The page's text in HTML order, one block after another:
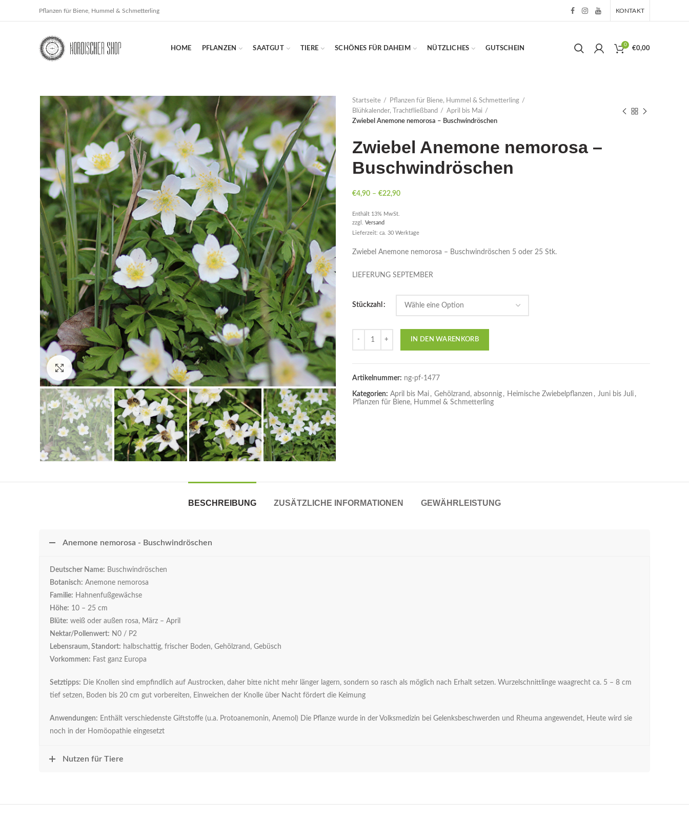
Pflanzen für Biene, Hummel & Schmetterling KONTAKT
HOME PFLANZEN SAATGUT TIERE SCHÖNES FÜR DAHEIM NÜTZLICHES GUTSCHEIN
0
€0,00
Click to enlarge
Startseite
Pflanzen für Biene, Hummel & Schmetterling
Blühkalender, Trachtfließband
April bis Mai
Zwiebel Anemone nemorosa – Buschwindröschen
Zwiebel Anemone nemorosa –
Buschwindröschen
€4,90 – €22,90
Enthält 13% MwSt.
zzgl. Versand
Lieferzeit: ca. 30 Werktage
Zwiebel Anemone nemorosa – Buschwindröschen 5 oder 25 Stk.
LIEFERUNG SEPTEMBER
Stückzahl
IN DEN WARENKORB
Artikelnummer: ng-pf-1477
Kategorien: April bis Mai , Gehölzrand, absonnig , Heimische Zwiebelpflanzen , Juni bis Juli ,
Pflanzen für Biene, Hummel & Schmetterling
BESCHREIBUNG ZUSÄTZLICHE INFORMATIONEN GEWÄHRLEISTUNG
Anemone nemorosa - Buschwindröschen
Deutscher Name: Buschwindröschen
Botanisch: Anemone nemorosa
Familie: Hahnenfußgewächse
Höhe: 10 – 25 cm
Blüte: weiß oder außen rosa, März – April
Nektar/Pollenwert: N0 / P2
Lebensraum, Standort: halbschattig, frischer Boden, Gehölzrand, Gebüsch
Vorkommen: Fast ganz Europa
Setztipps: Die Knollen sind empfindlich auf Austrocken, daher bitte nicht mehr länger lagern, sondern so rasch als möglich nach Erhalt setzen. Wurzelschnittlinge waagrecht ca. 5 – 8 cm
tief setzen, Boden bis 20 cm gut vorbereiten, Einweichen der Knolle über Nacht fördert die Keimung
Anwendungen: Enthält verschiedenste Giftstoffe (u.a. Protoanemonin, Anemol) Die Pflanze wurde in der Volksmedizin bei Gelenksbeschwerden und Rheuma angewendet, Heute wird sie
noch in der Homöopathie eingesetzt
Nutzen für Tiere